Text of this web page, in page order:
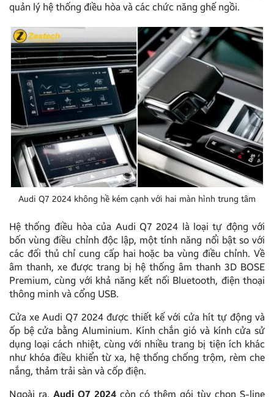
quản lý hệ thống điều hòa và các chức năng ghế ngồi.
Audi Q7 2024 không hề kém cạnh với hai màn hình trung tâm
Hệ thống điều hòa của Audi Q7 2024 là loại tự động với
bốn vùng điều chỉnh độc lập, một tính năng nổi bật so với
các đối thủ chỉ cung cấp hai hoặc ba vùng điều chỉnh. Về
âm thanh, xe được trang bị hệ thống âm thanh 3D BOSE
Premium, cùng với khả năng kết nối Bluetooth, điện thoại
thông minh và cổng USB.
Cửa xe Audi Q7 2024 được thiết kế với cửa hít tự động và
ốp bệ cửa bằng Aluminium. Kính chắn gió và kính cửa sử
dụng loại cách nhiệt, cùng với nhiều trang bị tiện ích khác
như khóa điều khiển từ xa, hệ thống chống trộm, rèm che
nắng, thảm trải sàn và cốp điện.
Ngoài ra, Audi Q7 2024 còn có thêm gói tùy chọn S-line